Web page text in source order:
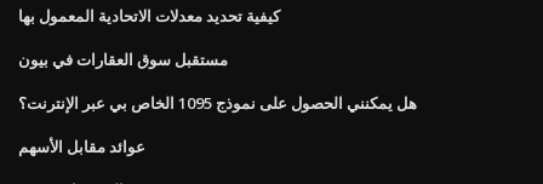
كيفية تحديد معدلات الاتحادية المعمول بها
مستقبل سوق العقارات في بيون
هل يمكنني الحصول على نموذج 1095 الخاص بي عبر الإنترنت؟
عوائد مقابل الأسهم